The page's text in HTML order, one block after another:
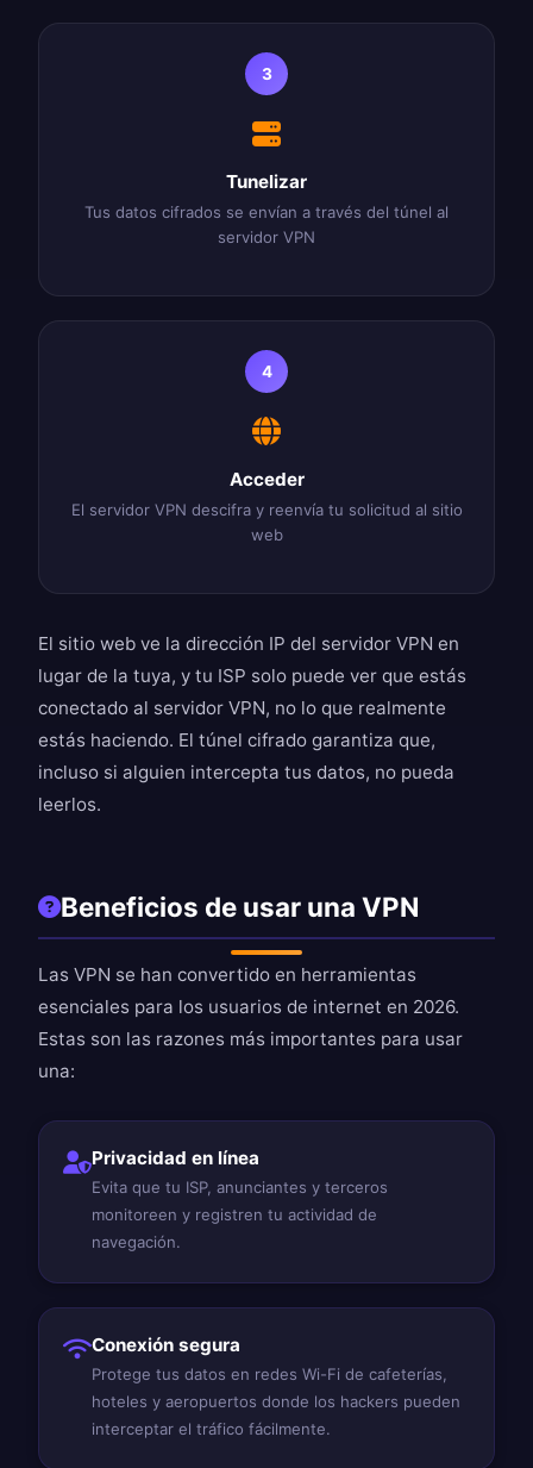
3
Tunelizar
Tus datos cifrados se envían a través del túnel al
servidor VPN
4
Acceder
El servidor VPN descifra y reenvía tu solicitud al sitio
web
El sitio web ve la dirección IP del servidor VPN en
lugar de la tuya, y tu ISP solo puede ver que estás
conectado al servidor VPN, no lo que realmente
estás haciendo. El túnel cifrado garantiza que,
incluso si alguien intercepta tus datos, no pueda
leerlos.
Beneficios de usar una VPN
Las VPN se han convertido en herramientas
esenciales para los usuarios de internet en 2026.
Estas son las razones más importantes para usar
una:
Privacidad en línea
Evita que tu ISP, anunciantes y terceros
monitoreen y registren tu actividad de
navegación.
Conexión segura
Protege tus datos en redes Wi-Fi de cafeterías,
hoteles y aeropuertos donde los hackers pueden
interceptar el tráfico fácilmente.